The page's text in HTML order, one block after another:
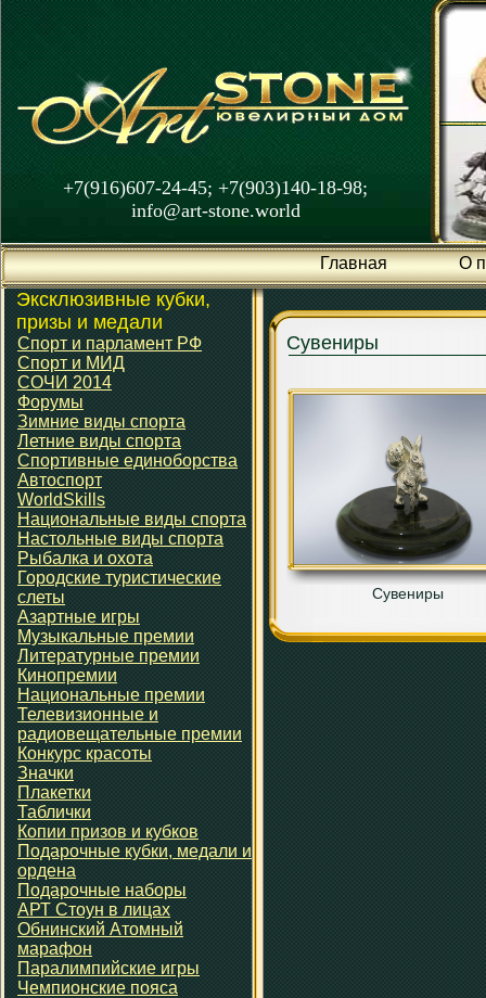
+7(916)607-24-45; +7(903)140-18-98;
info@art-stone.world
Главная О
Эксклюзивные кубки,
призы и медали
Спорт и парламент РФ
Спорт и МИД
СОЧИ 2014
Форумы
Зимние виды спорта
Летние виды спорта
Спортивные единоборства
Автоспорт
WorldSkills
Национальные виды спорта
Настольные виды спорта
Рыбалка и охота
Городские туристические
слеты
Азартные игры
Музыкальные премии
Литературные премии
Кинопремии
Национальные премии
Телевизионные и
радиовещательные премии
Конкурс красоты
Значки
Плакетки
Таблички
Копии призов и кубков
Подарочные кубки, медали и
ордена
Подарочные наборы
АРТ Стоун в лицах
Обнинский Атомный
марафон
Паралимпийские игры
Чемпионские пояса
Сувениры
Сувениры